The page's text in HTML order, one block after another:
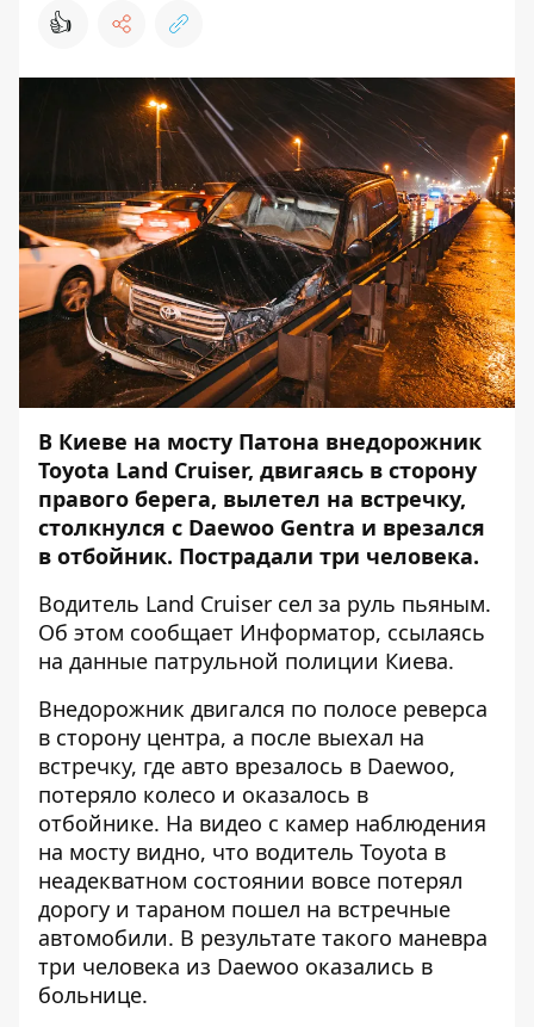
👍
В Киеве на мосту Патона внедорожник
Toyota Land Cruiser, двигаясь в сторону
правого берега, вылетел на встречку,
столкнулся с Daewoo Gentra и врезался
в отбойник. Пострадали три человека.
Водитель Land Cruiser сел за руль пьяным.
Об этом сообщает Информатор, ссылаясь
на данные патрульной полиции Киева.
Внедорожник двигался по полосе реверса
в сторону центра, а после выехал на
встречку, где авто врезалось в Daewoo,
потеряло колесо и оказалось в
отбойнике. На видео с камер наблюдения
на мосту видно, что водитель Toyota в
неадекватном состоянии вовсе потерял
дорогу и тараном пошел на встречные
автомобили. В результате такого маневра
три человека из Daewoo оказались в
больнице.